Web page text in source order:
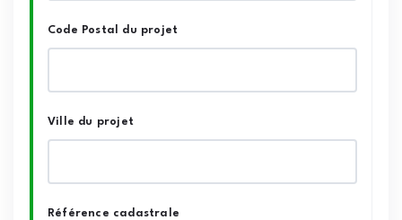
Code Postal du projet
Ville du projet
Référence cadastrale